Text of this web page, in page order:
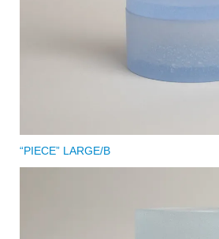
“PIECE” LARGE/B